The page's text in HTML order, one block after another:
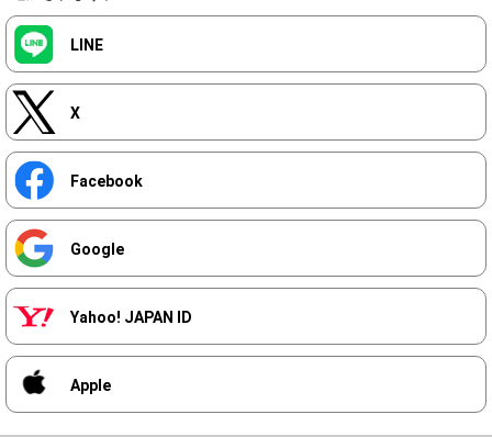
LINE
X
Facebook
Google
Yahoo! JAPAN ID
Apple